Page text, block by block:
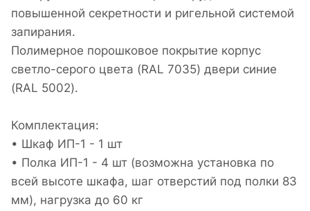
повышенной секретности и ригельной системой
запирания.
Полимерное порошковое покрытие корпус
светло-серого цвета (RAL 7035) двери синие
(RAL 5002).
Комплектация:
• Шкаф ИП-1 - 1 шт
• Полка ИП-1 - 4 шт (возможна установка по
всей высоте шкафа, шаг отверстий под полки 83
мм), нагрузка до 60 кг